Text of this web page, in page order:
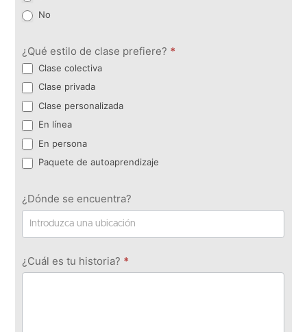
No
¿Qué estilo de clase prefiere? *
Clase colectiva
Clase privada
Clase personalizada
En línea
En persona
Paquete de autoaprendizaje
¿Dónde se encuentra?
¿Cuál es tu historia? *